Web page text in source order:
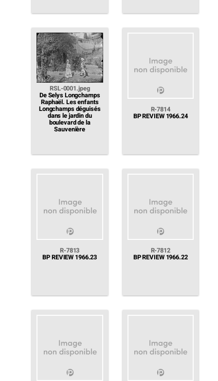
RSL-0001.jpeg
De Selys Longchamps
Raphaël. Les enfants
Longchamps déguisés
dans le jardin du
boulevard de la
Sauvenière
R-7814
BP REVIEW 1966.24
R-7813
BP REVIEW 1966.23
R-7812
BP REVIEW 1966.22